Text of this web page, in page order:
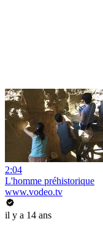
2:04
L'homme préhistorique
www.vodeo.tv
il y a 14 ans